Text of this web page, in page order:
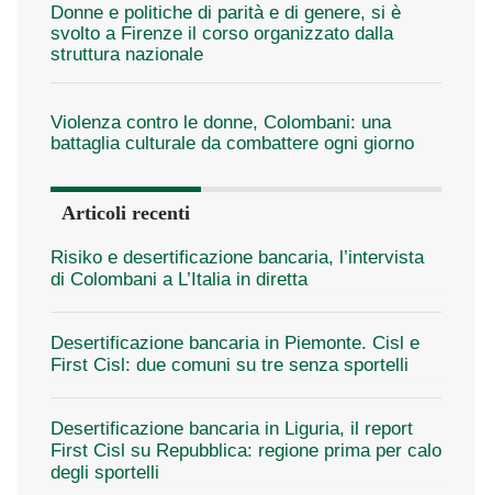
Donne e politiche di parità e di genere, si è
svolto a Firenze il corso organizzato dalla
struttura nazionale
Violenza contro le donne, Colombani: una
battaglia culturale da combattere ogni giorno
Articoli recenti
Risiko e desertificazione bancaria, l’intervista
di Colombani a L’Italia in diretta
Desertificazione bancaria in Piemonte. Cisl e
First Cisl: due comuni su tre senza sportelli
Desertificazione bancaria in Liguria, il report
First Cisl su Repubblica: regione prima per calo
degli sportelli